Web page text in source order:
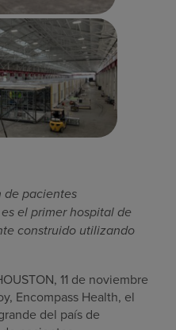
de pacientes
el primer hospital de
construido utilizando
, 11 de noviembre
Encompass Health, el
del país de